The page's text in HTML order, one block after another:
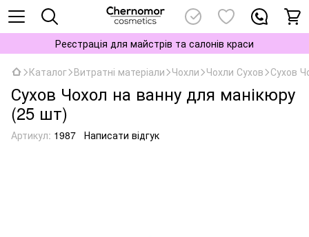
Реєстрація для майстрів та салонів краси
Каталог Витратні матеріали Чохли Чохли Сухов Сухов
Сухов Чохол на ванну для манікюру
(25 шт)
Артикул: 1987 Написати відгук